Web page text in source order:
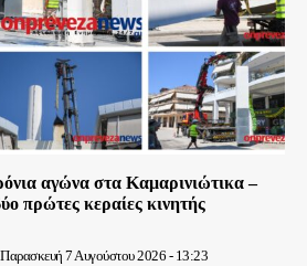
αγώνα στα Καμαρινιώτικα –
πρώτες κεραίες κινητής
Παρασκευή 7 Αυγούστου 2026 - 13:23